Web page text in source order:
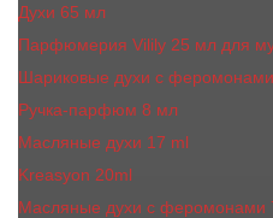
Духи 65 мл
Парфюмерия Vilily 25 мл для
Шариковые духи с
Ручка-парфюм 8 мл
Масляные духи 17 ml
Kreasyon 20ml
Масляные духи c феромонами